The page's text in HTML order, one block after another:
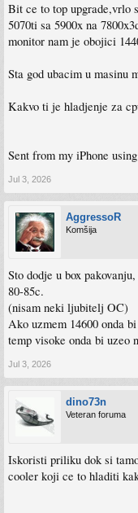
Bit ce to top upgrade,vrlo
5070ti sa 5900x na
monitor nam je obojici
Sta god ubacim u masinu
Kakvo ti je hladjenje za
Sent from my iPhone
Jul 3, 2026
AggressoR
Komšija
Sto dodje u box
80-85c.
(nisam neki ljubitelj OC)
Ako uzmem 14600 onda
temp visoke onda bi uzeo
Jul 3, 2026
dino73n
Veteran foruma
Iskoristi priliku dok si
cooler koji ce to hladiti